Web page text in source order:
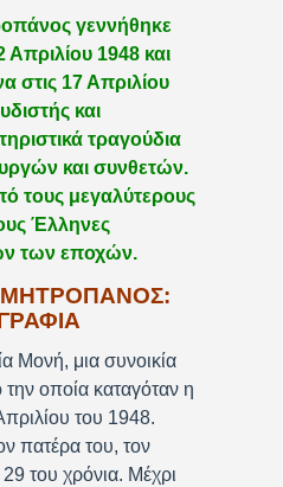
γεννήθηκε
Απριλίου 1948 και
στις 17 Απριλίου
και
τραγούδια
και συνθετών.
τους μεγαλύτερους
Έλληνες
των εποχών.
Μονή, μια συνοικία
οποία καταγόταν η
του 1948.
πατέρα του, τον
του χρόνια. Μέχρι